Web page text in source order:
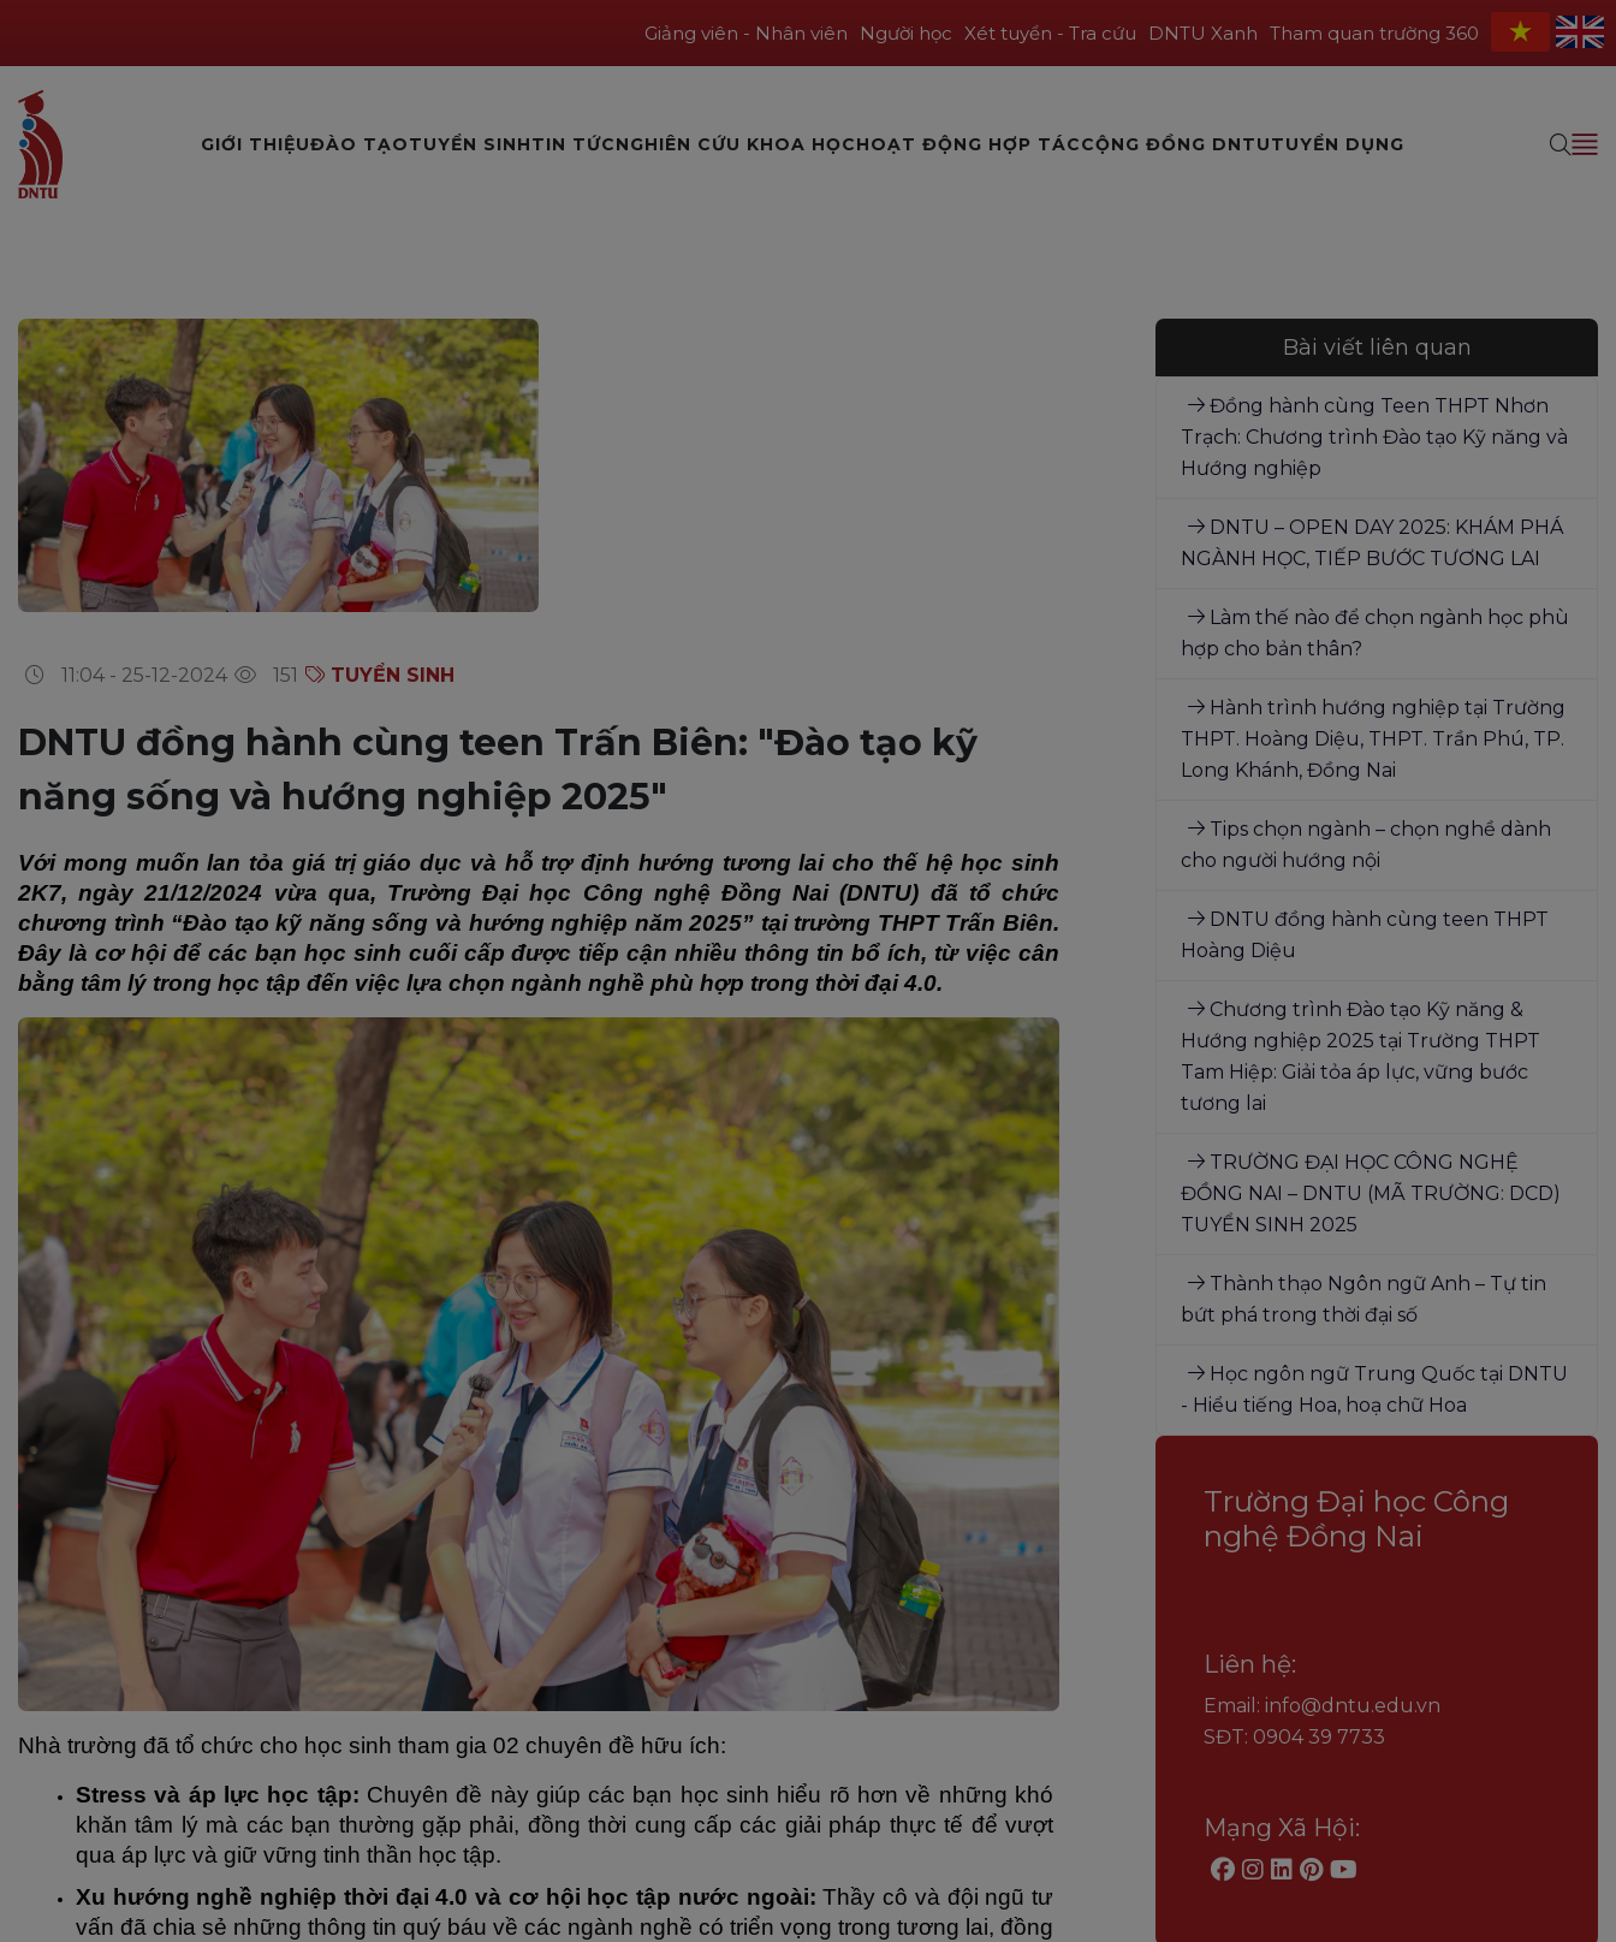
Giảng viên - Nhân viên Người học Xét tuyển - Tra cứu DNTU Xanh Tham quan trường 360
GIỚI THIỆUĐÀO TẠOTUYỂN SINHTIN TỨCNGHIÊN CỨU KHOA HỌCHOẠT ĐỘNG HỢP TÁCCỘNG ĐỒNG DNTUTUYỂN DỤNG
11:04 - 25-12-2024 151 TUYỂN SINH
DNTU đồng hành cùng teen Trấn Biên: "Đào tạo kỹ
năng sống và hướng nghiệp 2025"
Với mong muốn lan tỏa giá trị giáo dục và hỗ trợ định hướng tương lai cho thế hệ học sinh
2K7, ngày 21/12/2024 vừa qua, Trường Đại học Công nghệ Đồng Nai (DNTU) đã tổ chức
chương trình “Đào tạo kỹ năng sống và hướng nghiệp năm 2025” tại trường THPT Trấn Biên.
Đây là cơ hội để các bạn học sinh cuối cấp được tiếp cận nhiều thông tin bổ ích, từ việc cân
bằng tâm lý trong học tập đến việc lựa chọn ngành nghề phù hợp trong thời đại 4.0.
Nhà trường đã tổ chức cho học sinh tham gia 02 chuyên đề hữu ích:
Stress và áp lực học tập: Chuyên đề này giúp các bạn học sinh hiểu rõ hơn về những khó
khăn tâm lý mà các bạn thường gặp phải, đồng thời cung cấp các giải pháp thực tế để vượt
qua áp lực và giữ vững tinh thần học tập.
Xu hướng nghề nghiệp thời đại 4.0 và cơ hội học tập nước ngoài: Thầy cô và đội ngũ tư
vấn đã chia sẻ những thông tin quý báu về các ngành nghề có triển vọng trong tương lai, đồng
Bài viết liên quan
Đồng hành cùng Teen THPT Nhơn
Trạch: Chương trình Đào tạo Kỹ năng và
Hướng nghiệp
DNTU – OPEN DAY 2025: KHÁM PHÁ
NGÀNH HỌC, TIẾP BƯỚC TƯƠNG LAI
Làm thế nào để chọn ngành học phù
hợp cho bản thân?
Hành trình hướng nghiệp tại Trường
THPT. Hoàng Diệu, THPT. Trần Phú, TP.
Long Khánh, Đồng Nai
Tips chọn ngành – chọn nghề dành
cho người hướng nội
DNTU đồng hành cùng teen THPT
Hoàng Diệu
Chương trình Đào tạo Kỹ năng &
Hướng nghiệp 2025 tại Trường THPT
Tam Hiệp: Giải tỏa áp lực, vững bước
tương lai
TRƯỜNG ĐẠI HỌC CÔNG NGHỆ
ĐỒNG NAI – DNTU (MÃ TRƯỜNG: DCD)
TUYỂN SINH 2025
Thành thạo Ngôn ngữ Anh – Tự tin
bứt phá trong thời đại số
Học ngôn ngữ Trung Quốc tại DNTU
- Hiểu tiếng Hoa, hoạ chữ Hoa
Trường Đại học Công
nghệ Đồng Nai
Liên hệ:
Email: info@dntu.edu.vn
SĐT: 0904 39 7733
Mạng Xã Hội: